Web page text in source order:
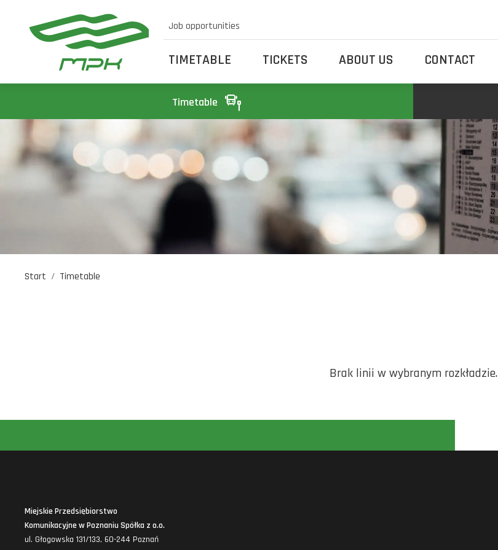
Job opportunities
TIMETABLE TICKETS ABOUT US CONTACT
Timetable
Start Timetable
Brak linii w wybranym rozkładzie.
Miejskie Przedsiębiorstwo
Komunikacyjne w Poznaniu Spółka z o.o.
ul. Głogowska 131/133, 60-244 Poznań